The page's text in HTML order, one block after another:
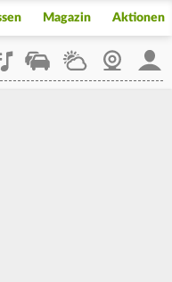
Magazin Aktionen
StaupilotWetterWebcam